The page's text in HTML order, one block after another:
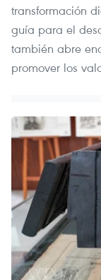
transformación
guía para el
también abre
promover los